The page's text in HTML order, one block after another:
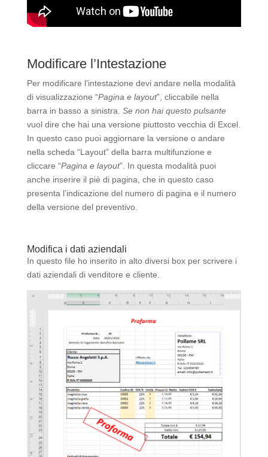
Modificare l’Intestazione
Per modificare l’intestazione devi andare nella modalità
di visualizzazione “Pagina e layout”, cliccabile nella
barra in basso a sinistra. Se non hai questo pulsante
vuol dire che hai una versione piuttosto vecchia di Excel.
In questo caso puoi aggiornare la versione o andare
nella scheda “Layout” della barra multifunzione e
cliccare “Pagina e layout”. In questa modalità puoi
anche inserire il piè di pagina, che in questo caso
presenta l’indicazione del numero di pagina e il numero
della versione del preventivo.
Modifica i dati aziendali
In questo file ho inserito in alto diversi box per scrivere i
dati aziendali di venditore e cliente.